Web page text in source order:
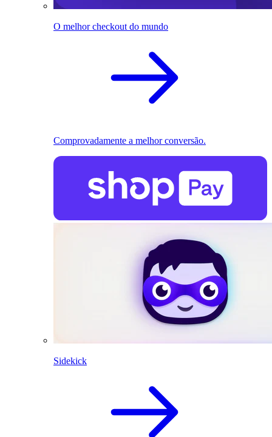
O melhor checkout do mundo
Comprovadamente a melhor conversão.
Sidekick